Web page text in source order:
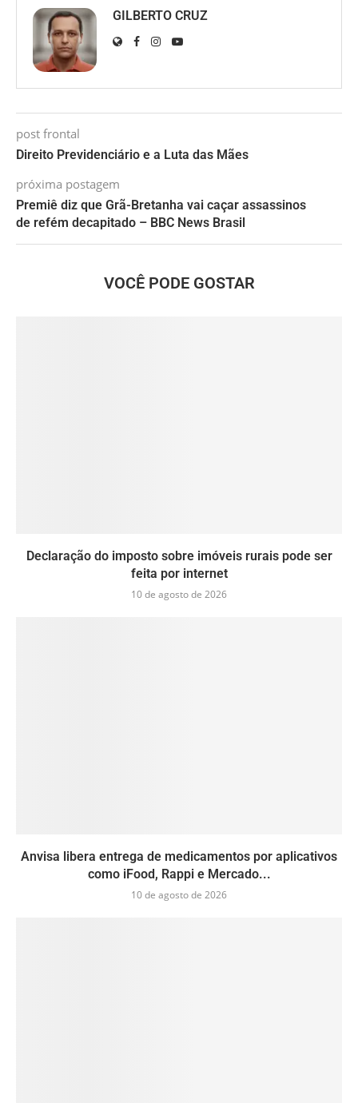
GILBERTO CRUZ
post frontal
Direito Previdenciário e a Luta das Mães
próxima postagem
Premiê diz que Grã-Bretanha vai caçar assassinos
de refém decapitado – BBC News Brasil
VOCÊ PODE GOSTAR
Declaração do imposto sobre imóveis rurais pode ser
feita por internet
10 de agosto de 2026
Anvisa libera entrega de medicamentos por aplicativos
como iFood, Rappi e Mercado...
10 de agosto de 2026